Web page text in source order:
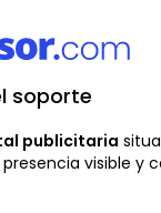
soporte
publicitaria
visible y